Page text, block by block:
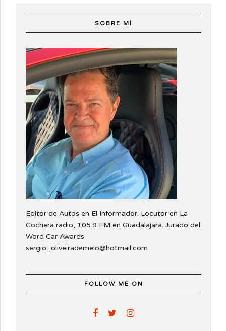
SOBRE MÍ
Editor de Autos en El Informador. Locutor en La
Cochera radio, 105.9 FM en Guadalajara. Jurado del
Word Car Awards
sergio_oliveirademelo@hotmail.com
FOLLOW ME ON